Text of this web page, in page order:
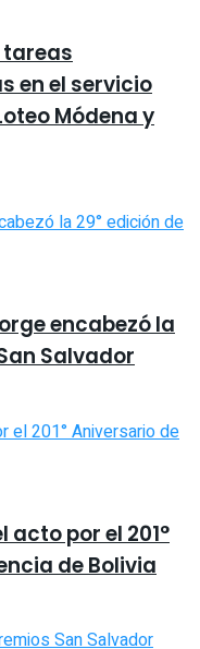
tareas
en el servicio
Módena y
encabezó la
Salvador
por el 201°
de Bolivia